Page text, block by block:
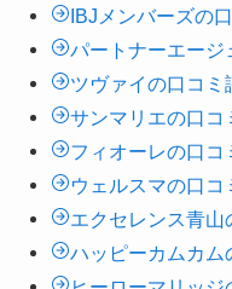
IBJメンバーズの
パートナーエージ
ツヴァイの口コミ
サンマリエの口コ
フィオーレの口コ
ウェルスマの口コ
エクセレンス青山
ハッピーカムカム